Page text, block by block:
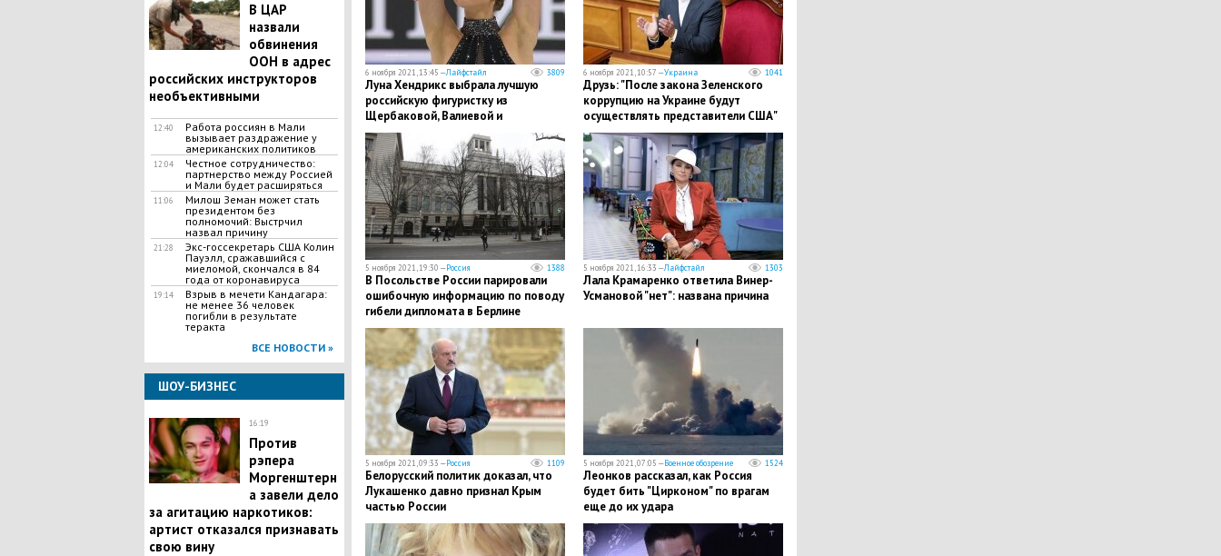
В ЦАР
назвали
обвинения
ООН в адрес
российских инструкторов
необъективными
12:40
Работа россиян в Мали
вызывает раздражение у
американских политиков
12:04
Честное сотрудничество:
партнерство между Россией
и Мали будет расширяться
11:06
Милош Земан может стать
президентом без
полномочий: Выстрчил
назвал причину
21:28
Экс-госсекретарь США Колин
Пауэлл, сражавшийся с
миеломой, скончался в 84
года от коронавируса
19:14
Взрыв в мечети Кандагара:
не менее 36 человек
погибли в результате
теракта
ВСЕ НОВОСТИ »
ШОУ-БИЗНЕС
16:19
Против
рэпера
Моргенштерн
а завели дело
за агитацию наркотиков:
артист отказался признавать
свою вину
6 ноября 2021, 13:45 —Лайфстайл 3809
Луна Хендрикс выбрала лучшую
российскую фигуристку из
Щербаковой, Валиевой и
Туктамышевой
6 ноября 2021, 10:57 —Украина 1041
Друзь: "После закона Зеленского
коррупцию на Украине будут
осуществлять представители США"
5 ноября 2021, 19:30 —Россия 1388
В Посольстве России парировали
ошибочную информацию по поводу
гибели дипломата в Берлине
5 ноября 2021, 16:33 —Лайфстайл 1303
Лала Крамаренко ответила Винер-
Усмановой "нет": названа причина
5 ноября 2021, 09:33 —Россия 1109
Белорусский политик доказал, что
Лукашенко давно признал Крым
частью России
5 ноября 2021, 07:05 —Военное обозрение 1524
Леонков рассказал, как Россия
будет бить "Цирконом" по врагам
еще до их удара